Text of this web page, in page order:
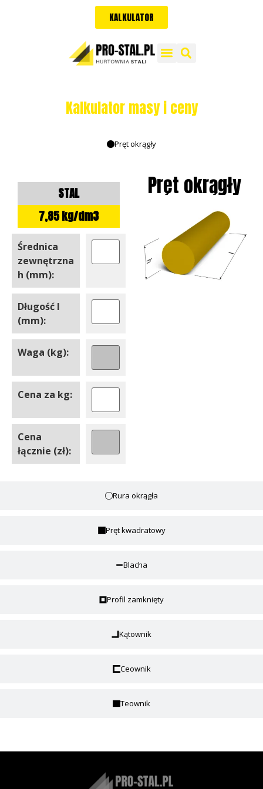
KALKULATOR
Kalkulator masy i ceny
Pręt okrągły
STAL
7,85 kg/dm3
Średnica
zewnętrzna
h (mm):
Długość l
(mm):
Waga (kg):
Cena za kg:
Cena
łącznie (zł):
Pręt okrągły
Rura okrągła
Pręt kwadratowy
Blacha
Profil zamknięty
Kątownik
Ceownik
Teownik